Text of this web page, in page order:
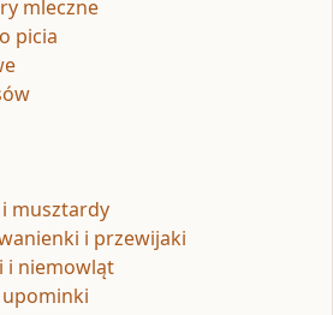
mleczne
picia
musztardy
i przewijaki
i niemowląt